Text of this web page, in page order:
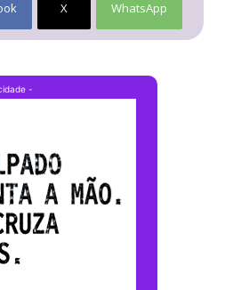
X WhatsApp
-